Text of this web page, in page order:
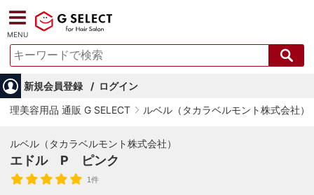
MENU
新規会員登録
ログイン
理美容用品 通販 G SELECT
ルベル（タカラベルモント株式会社）
ルベル（タカラベルモント株式会社）
エドル P ピンク
1件